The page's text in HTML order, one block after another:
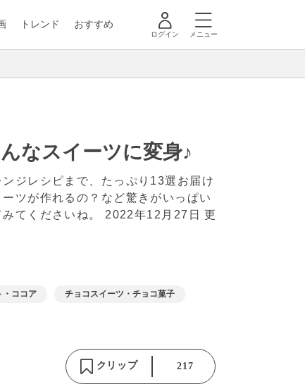
トレンド おすすめ
ログイン メニュー
なスイーツに変身♪
ジレシピまで、たっぷり13選お届け
ツが作れるの？など驚きがいっぱい
てくださいね。 2022年12月27日 更
・ココア チョコスイーツ・チョコ菓子
クリップ 217